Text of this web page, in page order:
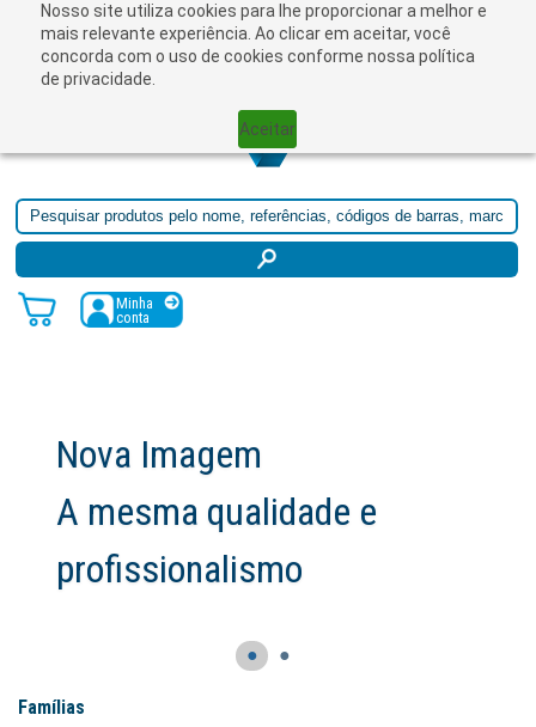
Nosso site utiliza cookies para lhe proporcionar a melhor e
mais relevante experiência. Ao clicar em aceitar, você
concorda com o uso de cookies conforme nossa política
de privacidade.
Aceitar
Minha
conta
● ●
Famílias